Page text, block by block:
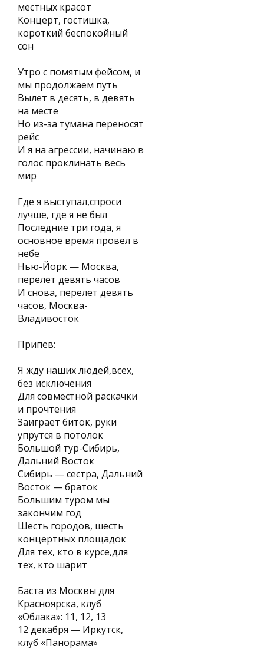
местных красот
Концерт, гостишка,
короткий беспокойный
сон
Утро с помятым фейсом, и
мы продолжаем путь
Вылет в десять, в девять
на месте
Но из-за тумана переносят
рейс
И я на агрессии, начинаю в
голос проклинать весь
мир
Где я выступал,спроси
лучше, где я не был
Последние три года, я
основное время провел в
небе
Нью-Йорк — Москва,
перелет девять часов
И снова, перелет девять
часов, Москва-
Владивосток
Припев:
Я жду наших людей,всех,
без исключения
Для совместной раскачки
и прочтения
Заиграет биток, руки
упрутся в потолок
Большой тур-Сибирь,
Дальний Восток
Сибирь — сестра, Дальний
Восток — браток
Большим туром мы
закончим год
Шесть городов, шесть
концертных площадок
Для тех, кто в курсе,для
тех, кто шарит
Баста из Москвы для
Красноярска, клуб
«Облака»: 11, 12, 13
12 декабря — Иркутск,
клуб «Панорама»